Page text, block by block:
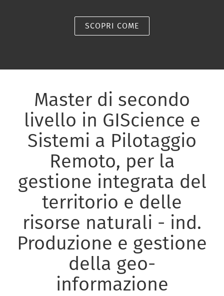
SCOPRI COME
Master di secondo
livello in GIScience e
Sistemi a Pilotaggio
Remoto, per la
gestione integrata del
territorio e delle
risorse naturali - ind.
Produzione e gestione
della geo-
informazione